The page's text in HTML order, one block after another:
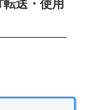
送・使用